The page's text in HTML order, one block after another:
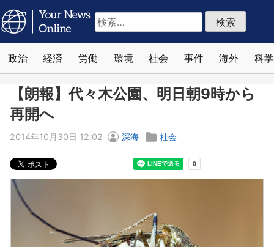
検
索:
政治 経済 労働 環境 社会 事件 海外 科学
【朗報】代々木公園、明日朝9時から
再開へ
2014年10月30日 12:02 深海 社会